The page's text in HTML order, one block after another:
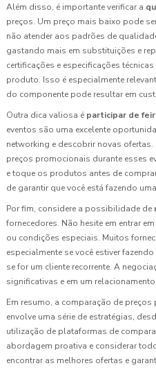
Além disso, é importante verificar a
preços. Um preço mais baixo pode
não atender aos padrões de
gastando mais em substituições e
certificações e especificações
produto. Isso é especialmente
do componente pode resultar em
Outra dica valiosa é participar de
eventos são uma excelente
networking e descobrir novas
preços promocionais durante esses
e toque os produtos antes de
de garantir que você está fazendo
Por fim, considere a possibilidade de
fornecedores. Não hesite em entrar
ou condições especiais. Muitos
especialmente se você estiver
se for um cliente recorrente. A
significativas e em um
Em resumo, a comparação de
envolve uma série de estratégias,
utilização de plataformas de
abordagem proativa e considerar
encontrar as melhores ofertas e